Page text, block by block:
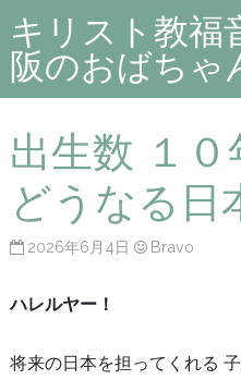
キリスト教福
阪のおばちゃ
出生数 １０
どうなる日
2026年6月4日 Bravo
ハレルヤー！
将来の日本を担ってくれる